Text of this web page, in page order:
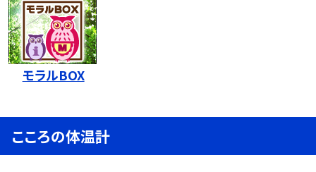
モラルBOX
こころの体温計